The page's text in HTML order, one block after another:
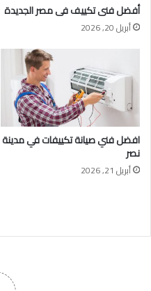
أفضل فنى تكييف فى مصر الجديدة
أبريل 20, 2026
افضل فني صيانة تكييفات في مدينة
نصر
أبريل 21, 2026